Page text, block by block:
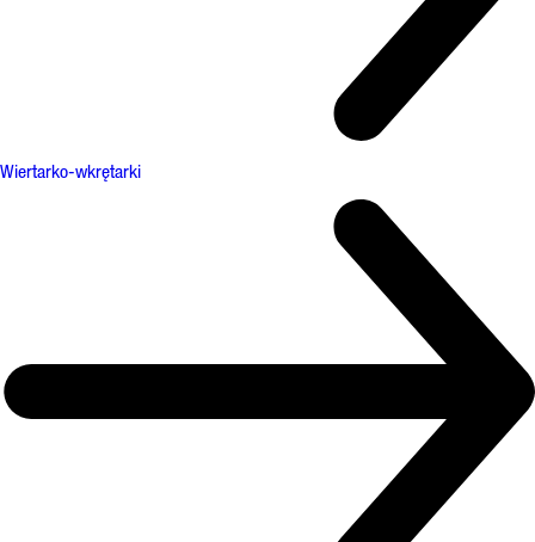
Wiertarko-wkrętarki